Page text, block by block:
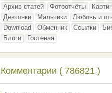
Архив статей
Фотоотчёты
Девчонки
Мальчики Любовь и
Download
Обменник Ссылки
Блоги
Гостевая
Комментарии ( 786821 )